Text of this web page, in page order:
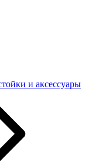
и аксессуары